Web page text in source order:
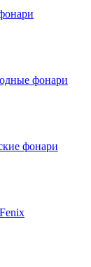
фонари
фонари